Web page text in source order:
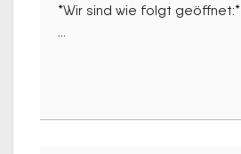
*Wir sind wie folgt geöffnet:*